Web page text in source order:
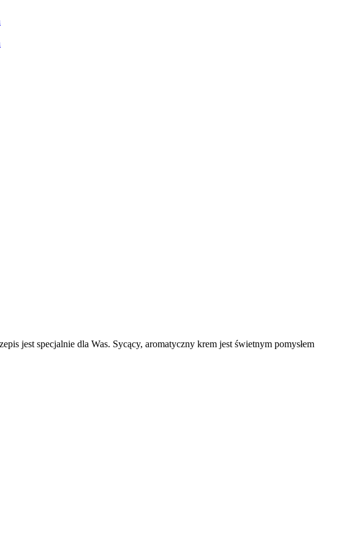
jest specjalnie dla Was. Sycący, aromatyczny krem jest świetnym pomysłem